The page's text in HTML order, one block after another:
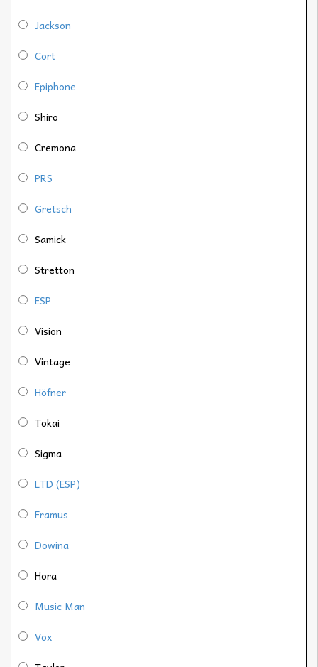
Jackson
Cort
Epiphone
Shiro
Cremona
PRS
Gretsch
Samick
Stretton
ESP
Vision
Vintage
Höfner
Tokai
Sigma
LTD (ESP)
Framus
Dowina
Hora
Music Man
Vox